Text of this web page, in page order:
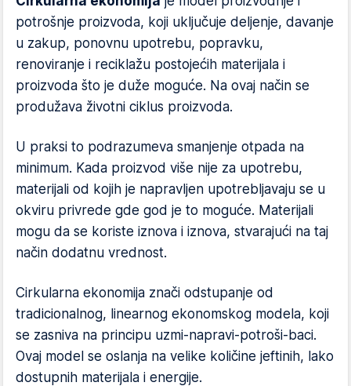
potrošnje proizvoda, koji uključuje deljenje, davanje
u zakup, ponovnu upotrebu, popravku,
renoviranje i reciklažu postojećih materijala i
proizvoda što je duže moguće. Na ovaj način se
produžava životni ciklus proizvoda.
U praksi to podrazumeva smanjenje otpada na
minimum. Kada proizvod više nije za upotrebu,
materijali od kojih je napravljen upotrebljavaju se u
okviru privrede gde god je to moguće. Materijali
mogu da se koriste iznova i iznova, stvarajući na taj
način dodatnu vrednost.
Cirkularna ekonomija znači odstupanje od
tradicionalnog, linearnog ekonomskog modela, koji
se zasniva na principu uzmi-napravi-potroši-baci.
Ovaj model se oslanja na velike količine jeftinih, lako
dostupnih materijala i energije.